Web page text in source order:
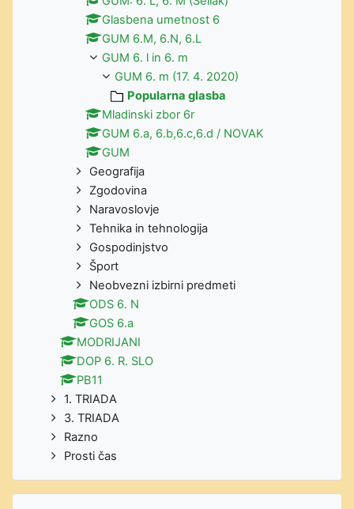
Glasbena umetnost 6
GUM 6.M, 6.N, 6.L
GUM 6. l in 6. m
GUM 6. m (17. 4. 2020)
Popularna glasba
Mladinski zbor 6r
GUM 6.a, 6.b,6.c,6.d / NOVAK
GUM
Geografija
Zgodovina
Naravoslovje
Tehnika in tehnologija
Gospodinjstvo
Šport
Neobvezni izbirni predmeti
ODS 6. N
GOS 6.a
MODRIJANI
DOP 6. R. SLO
PB11
1. TRIADA
3. TRIADA
Razno
Prosti čas
Preskoči Prijavljeni uporabniki